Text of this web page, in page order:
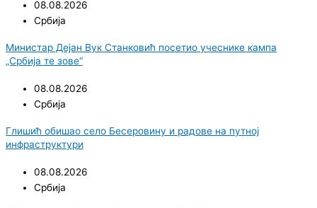
08.08.2026
Србија
Министар Дејан Вук Станковић посетио учеснике кампа
„Србија те зове“
08.08.2026
Србија
Глишић обишао село Бесеровину и радове на путној
инфраструктури
08.08.2026
Србија